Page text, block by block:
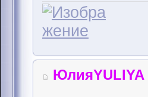
ЮлияYULIYA